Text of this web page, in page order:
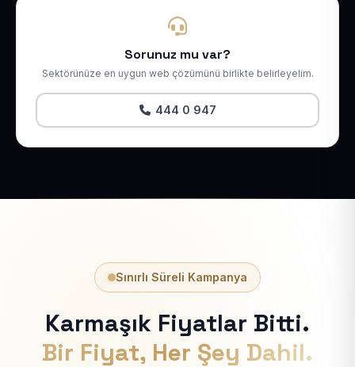
Sorunuz mu var?
Sektörünüze en uygun web çözümünü birlikte belirleyelim.
444 0 947
Sınırlı Süreli Kampanya
Karmaşık Fiyatlar Bitti.
Bir Fiyat, Her Şey Dahil.